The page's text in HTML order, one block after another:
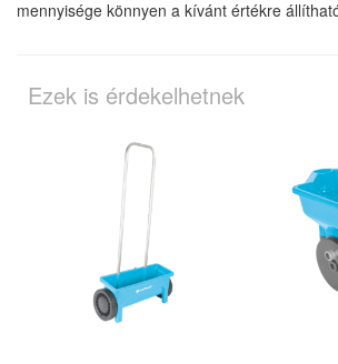
mennyisége könnyen a kívánt értékre
Ezek is érdekelhetnek